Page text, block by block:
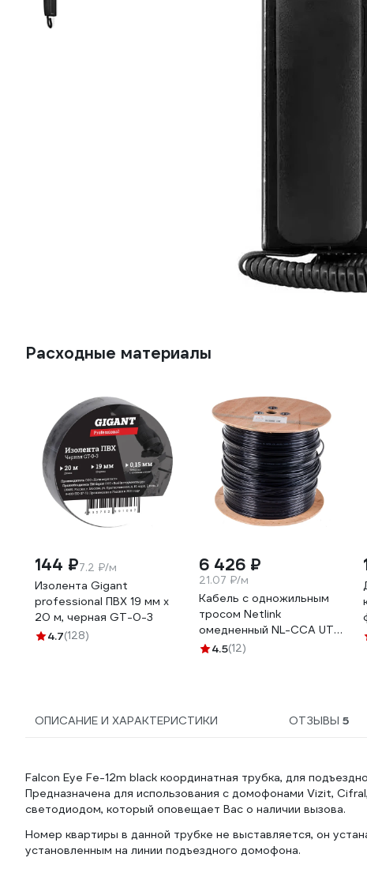
Расходные материалы
144 ₽7.2 ₽/м
Изолента Gigant
professional ПВХ 19 мм х
20 м, черная GT-0-3
4.7(128)
6 426 ₽
21.07 ₽/м
Кабель с одножильным
тросом Netlink
омедненный NL-CCA UTP
4PR 24 AWG CAT5е 305м
4.5(12)
ОПИСАНИЕ И ХАРАКТЕРИСТИКИ ОТЗЫВЫ5
Falcon Eye Fe-12m black координатная трубка, для
Предназначена для использования с домофонами Vizit,
светодиодом, который оповещает Вас о наличии вызова.
Номер квартиры в данной трубке не выставляется, он
установленным на линии подъездного домофона.